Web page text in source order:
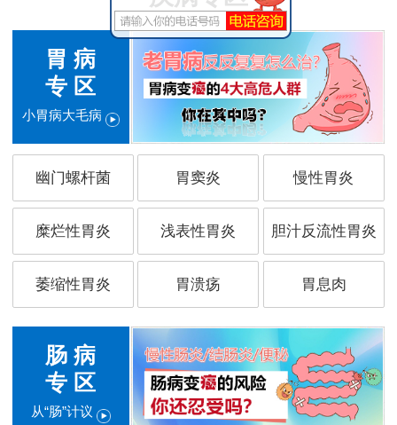
胃 病
专 区
小胃病大毛病
幽门螺杆菌 胃窦炎 慢性胃炎
糜烂性胃炎 浅表性胃炎 胆汁反流性胃炎
萎缩性胃炎 胃溃疡 胃息肉
肠 病
专 区
从“肠”计议